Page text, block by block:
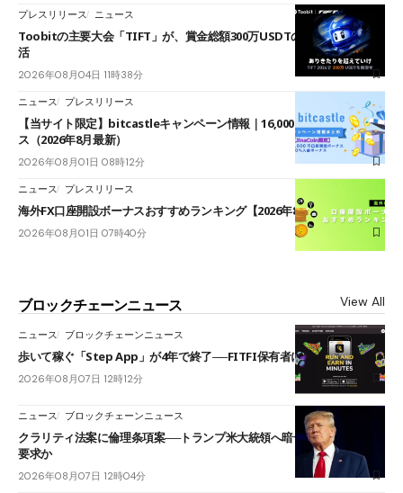
プレスリリース ニュース
Toobitの主要大会「TIFT」が、賞金総額300万USDTのレースとして復
活
2026年08月04日 11時38分
ニュース プレスリリース
【当サイト限定】bitcastleキャンペーン情報｜16,000円口座開設ボーナ
ス（2026年8月最新）
2026年08月01日 08時12分
ニュース プレスリリース
海外FX口座開設ボーナスおすすめランキング【2026年8月最新】
2026年08月01日 07時40分
ブロックチェーンニュース View All
ニュース ブロックチェーンニュース
歩いて稼ぐ「Step App」が4年で終了──FITFI保有者に対応呼びかけ
2026年08月07日 12時12分
ニュース ブロックチェーンニュース
クラリティ法案に倫理条項案──トランプ米大統領へ暗号資産事業の売却
要求か
2026年08月07日 12時04分